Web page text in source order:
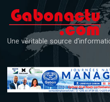
content
Une véritable source